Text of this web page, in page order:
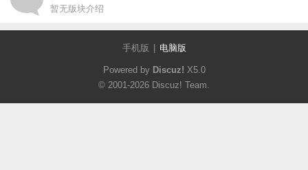
暂无版块介绍
手机版 电脑版
Powered by Discuz! X5.0
© 2001-2026 Discuz! Team.